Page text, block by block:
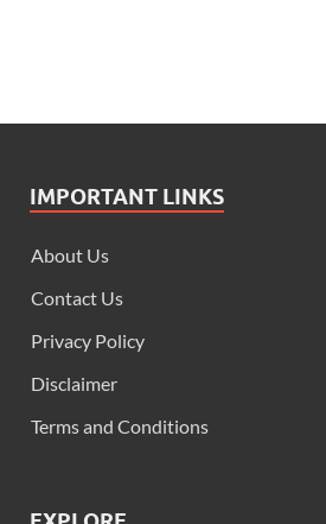
IMPORTANT LINKS
About Us
Contact Us
Privacy Policy
Disclaimer
Terms and Conditions